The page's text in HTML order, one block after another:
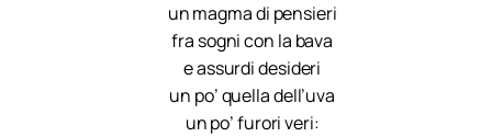
un magma di pensieri
fra sogni con la bava
e assurdi desideri
un po’ quella dell’uva
un po’ furori veri: